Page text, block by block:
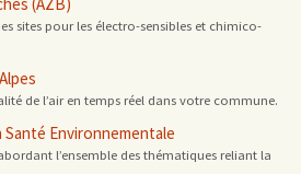
sites pour les électro-sensibles et chimico-
de l’air en temps réel dans votre commune.
Environnementale
l’ensemble des thématiques reliant la